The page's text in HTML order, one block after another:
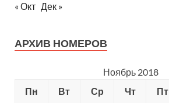
« Окт Дек »
АРХИВ НОМЕРОВ
Ноябрь 2018
Пн
Вт Ср Чт Пт